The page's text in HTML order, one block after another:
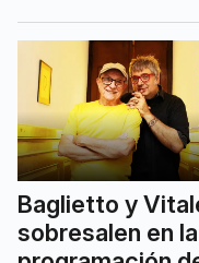
Baglietto y
sobresalen en la